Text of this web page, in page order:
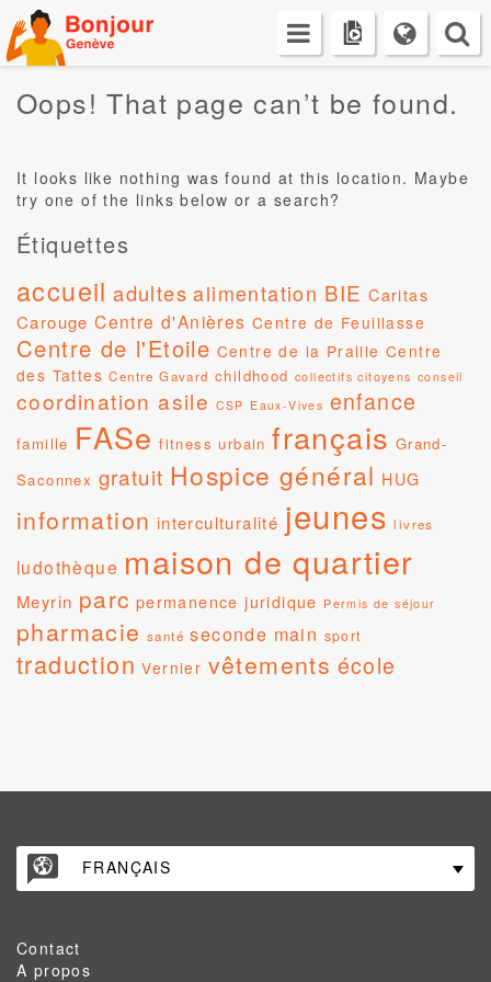
Skip
to
content
Oops! That page can’t be found.
It looks like nothing was found at this location. Maybe
try one of the links below or a search?
Étiquettes
accueil adultes alimentation BIE Caritas
Carouge Centre d'Anières Centre de Feuillasse
Centre de l'Etoile Centre de la Praille Centre
des Tattes Centre Gavard childhood collectifs citoyens conseil
coordination asile CSP Eaux-Vives enfance
famille FASe fitness urbain français Grand-
Saconnex gratuit Hospice général HUG
information interculturalité jeunes livres
ludothèque maison de quartier
Meyrin parc permanence juridique Permis de séjour
pharmacie santé seconde main sport
traduction Vernier vêtements école
FRANÇAIS
Contact
A propos